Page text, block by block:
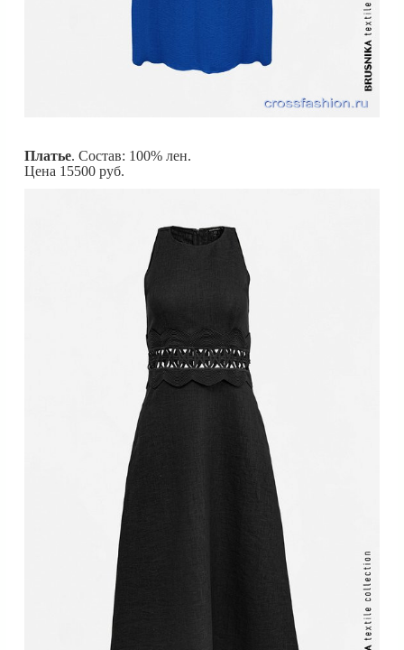
Платье. Состав: 100% лен.
Цена 15500 руб.